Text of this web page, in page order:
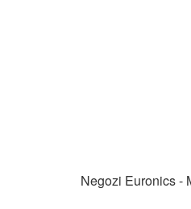
Negozi Euronics -